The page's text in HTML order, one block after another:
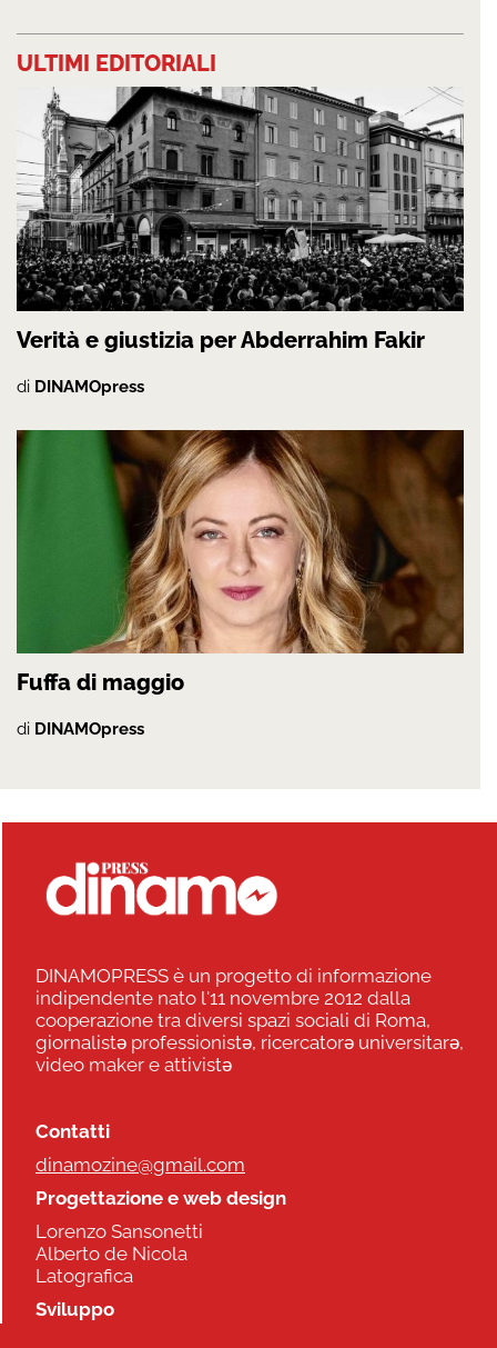
ULTIMI EDITORIALI
Verità e giustizia per Abderrahim Fakir
di DINAMOpress
Fuffa di maggio
di DINAMOpress
DINAMOPRESS è un progetto di informazione
indipendente nato l'11 novembre 2012 dalla
cooperazione tra diversi spazi sociali di Roma,
giornalistə professionistə, ricercatorə universitarə,
video maker e attivistə
Contatti
dinamozine@gmail.com
Progettazione e web design
Lorenzo Sansonetti
Alberto de Nicola
Latografica
Sviluppo